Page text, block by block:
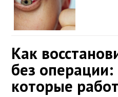
Как
без
которые